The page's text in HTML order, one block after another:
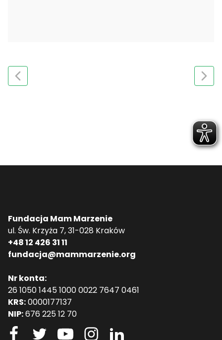
Fundacja Mam Marzenie
ul. Św. Krzyża 7, 31-028 Kraków
+48 12 426 31 11
fundacja@mammarzenie.org
Nr konta:
26 1050 1445 1000 0022 7647 0461
KRS:0000177137
NIP:676 225 12 70